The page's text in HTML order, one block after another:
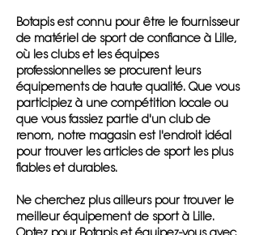
Botapis est connu pour être le fournisseur
de matériel de sport de confiance à Lille,
où les clubs et les équipes
professionnelles se procurent leurs
équipements de haute qualité. Que vous
participiez à une compétition locale ou
que vous fassiez partie d'un club de
renom, notre magasin est l'endroit idéal
pour trouver les articles de sport les plus
fiables et durables.
Ne cherchez plus ailleurs pour trouver le
meilleur équipement de sport à Lille.